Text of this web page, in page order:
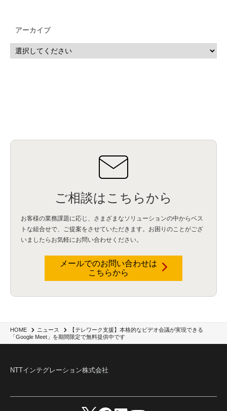
HOME ニュース
【テレワーク支援】本格的なビデオ会議が実現できる
「Google Meet」を期間限定で無料提供中です
アーカイブ
ご相談はこちらから
お客様の業務課題に応じ、さまざまなソリューションの中からベス
トな組合せで、 ご提案をさせていただきます。お困りのことがござ
いましたらお気軽にお問い合わせください。
メールでのお問い合わせは
こちらから
NTTインテグレーション株式会社